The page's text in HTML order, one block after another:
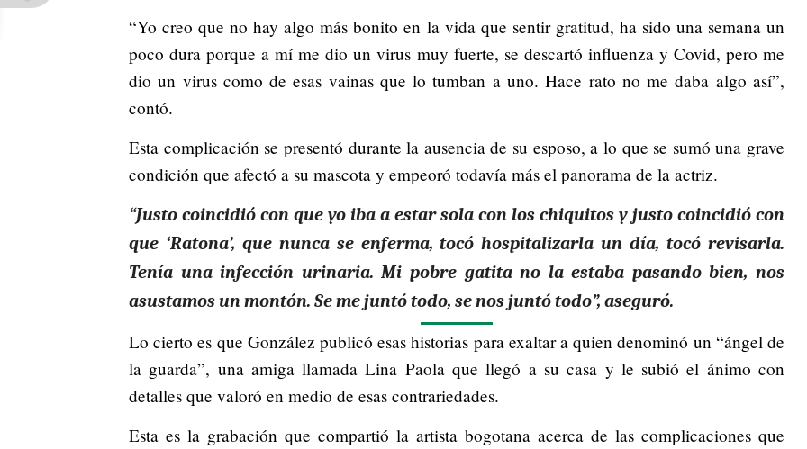
“Yo creo que no hay algo más bonito en la vida que sentir gratitud, ha sido una semana un
poco dura porque a mí me dio un virus muy fuerte, se descartó influenza y Covid, pero me
dio un virus como de esas vainas que lo tumban a uno. Hace rato no me daba algo así”,
contó.
Esta complicación se presentó durante la ausencia de su esposo, a lo que se sumó una grave
condición que afectó a su mascota y empeoró todavía más el panorama de la actriz.
“Justo coincidió con que yo iba a estar sola con los chiquitos y justo coincidió con
que ‘Ratona’, que nunca se enferma, tocó hospitalizarla un día, tocó revisarla.
Tenía una infección urinaria. Mi pobre gatita no la estaba pasando bien, nos
asustamos un montón. Se me juntó todo, se nos juntó todo”, aseguró.
Lo cierto es que González publicó esas historias para exaltar a quien denominó un “ángel de
la guarda”, una amiga llamada Lina Paola que llegó a su casa y le subió el ánimo con
detalles que valoró en medio de esas contrariedades.
Esta es la grabación que compartió la artista bogotana acerca de las complicaciones que